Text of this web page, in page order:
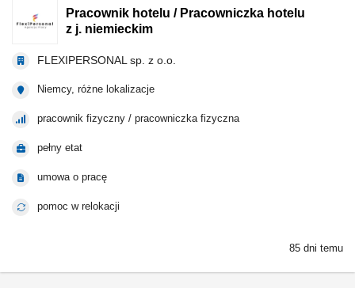
Pracownik hotelu / Pracowniczka hotelu
z j. niemieckim
FLEXIPERSONAL sp. z o.o.
Niemcy, różne lokalizacje
pracownik fizyczny / pracowniczka fizyczna
pełny etat
umowa o pracę
pomoc w relokacji
85 dni temu